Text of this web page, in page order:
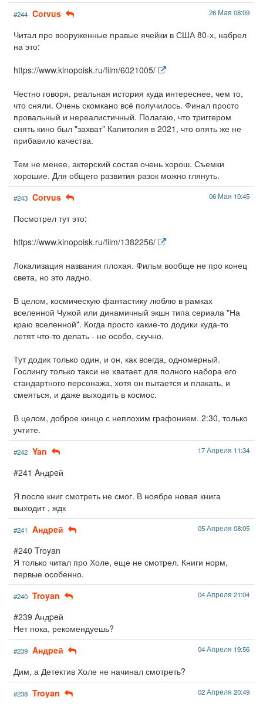
#244 Corvus 26 Мая 08:09
Читал про вооруженные правые ячейки в США 80-х, набрел
на это:
https://www.kinopoisk.ru/film/6021005/
Честно говоря, реальная история куда интереснее, чем то,
что сняли. Очень скомкано всё получилось. Финал просто
провальный и нереалистичный. Полагаю, что триггером
снять кино был "захват" Капитолия в 2021, что опять же не
прибавило качества.
Тем не менее, актерский состав очень хорош. Съемки
хорошие. Для общего развития разок можно глянуть.
#243 Corvus 06 Мая 10:45
Посмотрел тут это:
https://www.kinopoisk.ru/film/1382256/
Локализация названия плохая. Фильм вообще не про конец
света, но это ладно.
В целом, космическую фантастику люблю в рамках
вселенной Чужой или динамичный экшн типа сериала "На
краю вселенной". Когда просто какие-то додики куда-то
летят что-то делать - не особо, скучно.
Тут додик только один, и он, как всегда, одномерный.
Гослингу только такси не хватает для полного набора его
стандартного персонажа, хотя он пытается и плакать, и
смеяться, и даже выходить в космос.
В целом, доброе кинцо с неплохим графонием. 2:30, только
учтите.
#242 Yan 17 Апреля 11:34
#241 Aндpeй
Я после книг смотреть не смог. В ноябре новая книга
выходит , ждк
#241 Aндpeй 05 Апреля 08:05
#240 Troyan
Я только читал про Холе, еще не смотрел. Книги норм,
первые особенно.
#240 Troyan 04 Апреля 21:04
#239 Aндpeй
Нет пока, рекомендуешь?
#239 Aндpeй 04 Апреля 19:56
Дим, а Детектив Холе не начинал смотреть?
#238 Troyan 02 Апреля 20:49